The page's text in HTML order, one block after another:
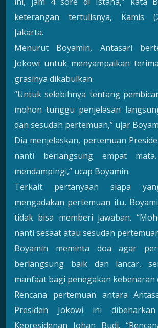
keterangan tertulisnya, Kamis
Jakarta.
Menurut Boyamin, Antasari
Jokowi untuk menyampaikan
grasinya dikabulkan.
“Untuk selebihnya tentang
mohon tunggu penjelasan
dan sesudah pertemuan,” ujar
Dia menjelaskan, pertemuan
nanti berlangsung empat
mendampingi,” ucap Boyamin.
Terkait pertanyaan siapa
mengadakan pertemuan itu,
tidak bisa memberi jawaban.
nanti sesaat atau sesudah
Boyamin meminta doa agar
berlangsung baik dan lancar,
manfaat bagi penegakan kebenaran
Rencana pertemuan antara
Presiden Jokowi ini
Kepresidenan Johan Budi.